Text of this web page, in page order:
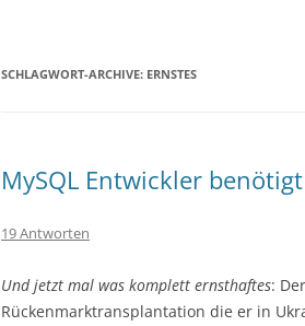
SCHLAGWORT-ARCHIVE: ERNSTES
MySQL Entwickler
19 Antworten
Und jetzt mal was komplett ernsthaftes:
Rückenmarktransplantation die er in